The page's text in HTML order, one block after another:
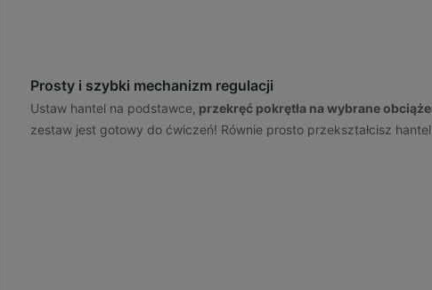
Prosty i szybki mechanizm regulacji
Ustaw hantel na podstawce, przekręć pokrętła na wybrane
zestaw jest gotowy do ćwiczeń! Równie prosto przekształcisz